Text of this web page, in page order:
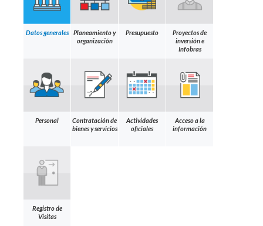
Datos generales
Planeamiento y
organización
Presupuesto
Proyectos de
inversión e
Infobras
Personal
Contratación de
bienes y servicios
Actividades
oficiales
Acceso a la
información
Registro de
Visitas